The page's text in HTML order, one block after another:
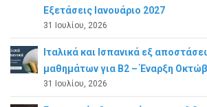
Εξετάσεις Ιανουάριο 2027
31 Ιουλίου, 2026
Ιταλικά και Ισπανικά εξ
μαθημάτων για B2 – Έναρξη
31 Ιουλίου, 2026